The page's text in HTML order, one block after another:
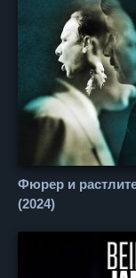
Фюрер и
(2024)